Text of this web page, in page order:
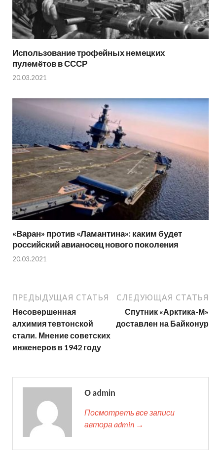
Использование трофейных немецких
пулемётов в СССР
20.03.2021
«Варан» против «Ламантина»: каким будет
российский авианосец нового поколения
20.03.2021
ПРЕДЫДУЩАЯ СТАТЬЯ
Несовершенная
алхимия тевтонской
стали. Мнение советских
инженеров в 1942 году
СЛЕДУЮЩАЯ СТАТЬЯ
Спутник «Арктика-М»
доставлен на Байконур
О admin
Посмотреть все записи
автора admin →